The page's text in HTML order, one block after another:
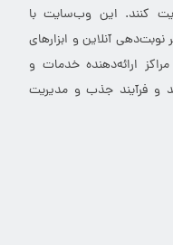
کنند. این وب‌سایت با
آنلاین و ابزارهای
ارائه‌دهنده خدمات و
و فرآیند جذب و مدیریت